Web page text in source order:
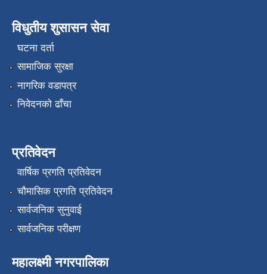
विधुतीय शुसासन सेवा
घटना दर्ता
सामाजिक सुरक्षा
नागरिक वडापत्र
निवेदनको ढाँचा
प्रतिवेदन
वार्षिक प्रगति प्रतिवेदन
चौमासिक प्रगति प्रतिवेदन
सार्वजनिक सुनुवाई
सार्वजनिक परीक्षण
महालक्ष्मी नगरपालिका